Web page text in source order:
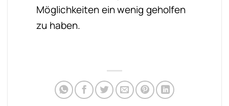
Möglichkeiten ein wenig geholfen
zu haben.